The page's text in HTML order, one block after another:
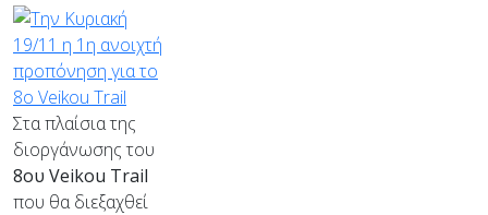
Στα πλαίσια της
διοργάνωσης του
8ου Veikou Trail
που θα διεξαχθεί